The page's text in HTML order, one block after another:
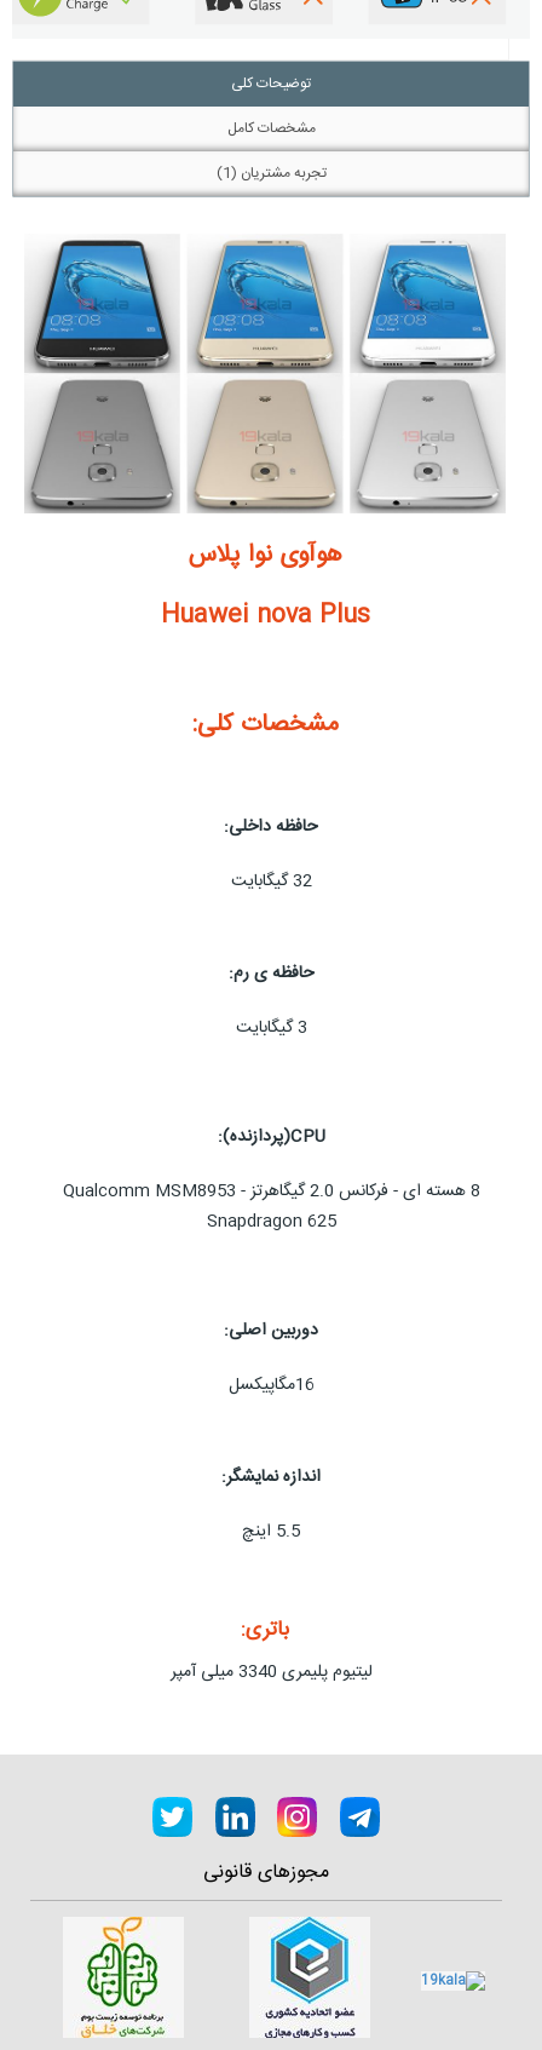
توضیحات کلی
مشخصات کامل
تجربه مشتریان (1)
هوآوی نوا پلاس
Huawei nova Plus
مشخصات کلی:
حافظه داخلی:
32 گیگابایت
حافظه ی رم:
3 گیگابایت
CPU(پردازنده):
8 هسته ای - فرکانس 2.0 گیگاهرتز - Qualcomm MSM8953
Snapdragon 625
دوربین اصلی:
16مگاپیکسل
اندازه نمایشگر:
5.5 اینچ
باتری:
لیتیوم پلیمری 3340 میلی آمپر
مجوزهای قانونی